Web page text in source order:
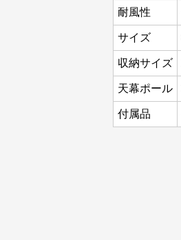
耐風性
サイズ
収納サイズ
天幕ポール
付属品